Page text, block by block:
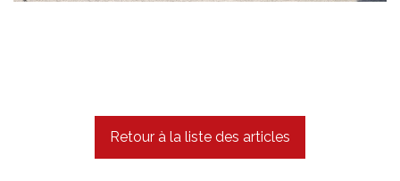
Retour à la liste des articles